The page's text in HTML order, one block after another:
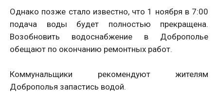
Однако позже стало известно, что 1 ноября в 7:00
подача воды будет полностью прекращена.
Возобновить водоснабжение в Доброполье
обещают по окончанию ремонтных работ.
Коммунальщики рекомендуют жителям
Доброполья запастись водой.